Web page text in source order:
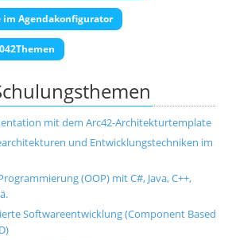
Agendakonfigurator
mit dem Arc42-Architekturtemplate
und Entwicklungstechniken im
(OOP) mit C#, Java, C++,
Softwareentwicklung (Component Based